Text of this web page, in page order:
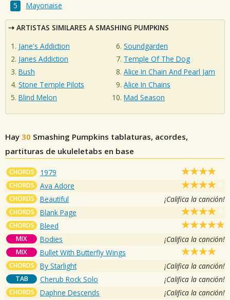
Mayonaise
ARTISTAS SIMILARES A SMASHING PUMPKINS
Jane's Addiction
Janes Addiction
Bush
Stone Temple Pilots
Blind Melon
Soundgarden
Temple Of The Dog
Alice In Chain And Pearl Jam
Alice In Chains
Mad Season
Hay 30 Smashing Pumpkins tablaturas, acordes,
partituras de ukuleletabs en base
CHORDS 1979
CHORDS Ava Adore
CHORDS Beautiful ¡Califica la canción!
CHORDS Blank Page
CHORDS Bleed
MIX Bodies ¡Califica la canción!
MIX Bullet With Butterfly Wings
CHORDS By Starlight ¡Califica la canción!
TAB Cherub Rock Solo ¡Califica la canción!
CHORDS Daphne Descends ¡Califica la canción!